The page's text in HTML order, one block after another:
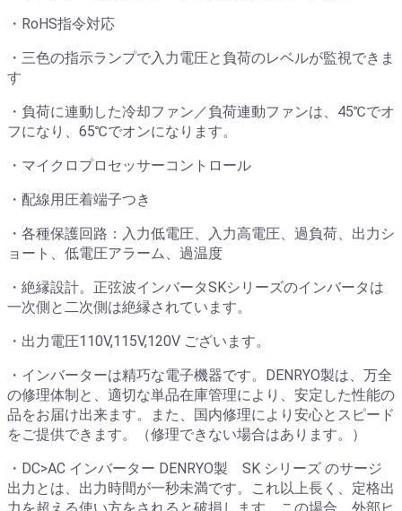
・RoHS指令対応
・三色の指示ランプで入力電圧と負荷のレベルが監視できま
す
・負荷に連動した冷却ファン／負荷連動ファンは、45℃でオ
フになり、65℃でオンになります。
・マイクロプロセッサーコントロール
・配線用圧着端子つき
・各種保護回路：入力低電圧、入力高電圧、過負荷、出力シ
ョート、低電圧アラーム、過温度
・絶縁設計。正弦波インバータSKシリーズのインバータは
一次側と二次側は絶縁されています。
・出力電圧110V,115V,120V ございます。
・インバーターは精巧な電子機器です。DENRYO製は、万全
の修理体制と、適切な単品在庫管理により、安定した性能の
品をお届け出来ます。また、国内修理により安心とスピード
をご提供できます。（修理できない場合はあります。）
・DC>AC インバーター DENRYO製 SK シリーズ のサージ
出力とは、出力時間が一秒未満です。これ以上長く、定格出